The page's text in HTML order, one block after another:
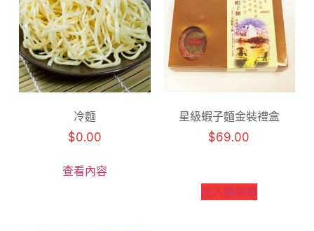
冷麵
$0.00
查看內容
星級蝦子麵金裝禮盒
$69.00
加入購物車